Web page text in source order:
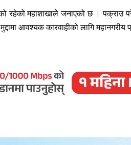
रहेको महाशाखाले जनाएको छ ।
आवश्यक कारवाहीको लागि